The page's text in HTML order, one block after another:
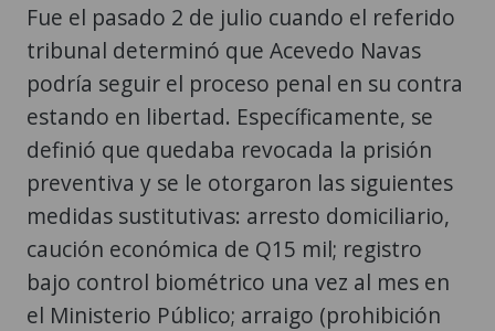
Fue el pasado 2 de julio cuando el referido
tribunal determinó que Acevedo Navas
podría seguir el proceso penal en su contra
estando en libertad. Específicamente, se
definió que quedaba revocada la prisión
preventiva y se le otorgaron las siguientes
medidas sustitutivas: arresto domiciliario,
caución económica de Q15 mil; registro
bajo control biométrico una vez al mes en
el Ministerio Público; arraigo (prohibición